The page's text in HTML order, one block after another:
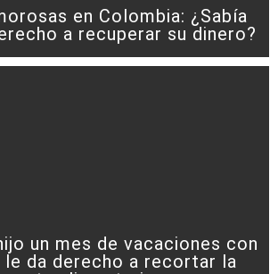
en Colombia: ¿Sabía
a recuperar su dinero?
un mes de vacaciones con
le da derecho a recortar la